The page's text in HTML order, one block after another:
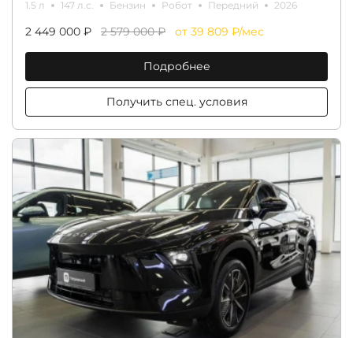
1.5 л 147 л.с. Бензин Робот Передний 2026
2 449 000 ₽ 2 579 000 ₽ от 39 809 ₽/мес
Подробнее
Получить спец. условия